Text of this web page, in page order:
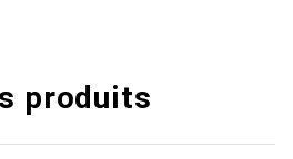
produits